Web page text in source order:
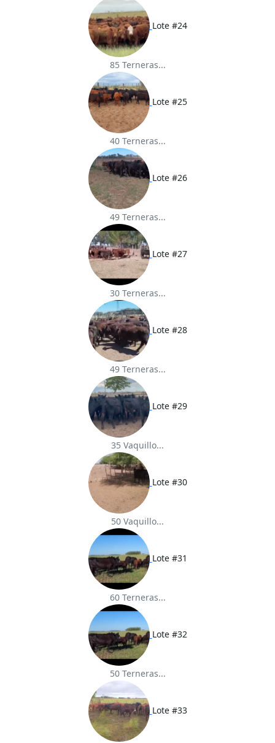
Lote #24
85 Terneras...
Lote #25
40 Terneras...
Lote #26
49 Terneras...
Lote #27
30 Terneras...
Lote #28
49 Terneras...
Lote #29
35 Vaquillo...
Lote #30
50 Vaquillo...
Lote #31
60 Terneras...
Lote #32
50 Terneras...
Lote #33